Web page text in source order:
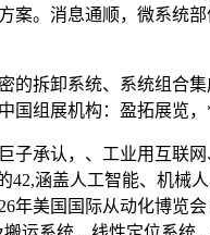
。消息通顺，微系统
拆卸系统、系统组合集
组展机构：盈拓展览，
承认，、工业用互联
涵盖人工智能、机械
年美国国际从动化博览